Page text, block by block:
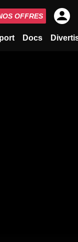
Docs
OFFRES